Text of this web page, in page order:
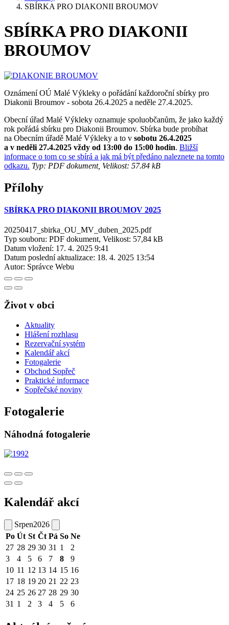
SBÍRKA PRO DIAKONII BROUMOV
SBÍRKA PRO DIAKONII
BROUMOV
Oznámení OÚ Malé Výkleky o pořádání každoroční sbírky pro
Diakonii Broumov - sobota 26.4.2025 a neděle 27.4.2025.
Obecní úřad Malé Výkleky oznamuje spoluobčanům, že jako každý
rok pořádá sbírku pro Diakonii Broumov. Sbírka bude probíhat
na Obecním úřadě Malé Výkleky a to v sobotu 26.4.2025
a v neděli 27.4.2025 vždy od 13:00 do 15:00 hodin. Bližší
informace o tom co se sbírá a jak má být předáno naleznete na tomto
odkazu. Typ: PDF dokument, Velikost: 57.84 kB
Přílohy
SBÍRKA PRO DIAKONII BROUMOV 2025
20250417_sbirka_OU_MV_duben_2025.pdf
Typ souboru: PDF dokument, Velikost: 57,84 kB
Datum vložení: 17. 4. 2025 9:41
Datum poslední aktualizace: 18. 4. 2025 13:54
Autor: Správce Webu
Život v obci
Aktuality
Hlášení rozhlasu
Rezervační systém
Kalendář akcí
Fotogalerie
Obchod Sopřeč
Praktické informace
Sopřečské noviny
Fotogalerie
Náhodná fotogalerie
Kalendář akcí
Srpen2026
Po Út St Čt Pá So Ne
27 28 29 30 31 1
2
3
4 5 6 7 8
9
10 11 12 13 14 15 16
17 18 19 20 21 22 23
24 25 26 27 28 29 30
31 1 2 3 4 5 6